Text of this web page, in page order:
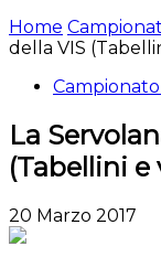
Home
della VIS
La
(Tabellini e
20 Marzo 2017